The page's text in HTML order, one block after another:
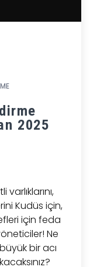
2025
Kudüs için,
için feda
Ne
bir acı